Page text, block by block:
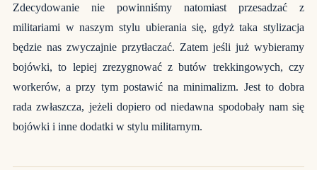
Zdecydowanie nie powinniśmy natomiast przesadzać z
militariami w naszym stylu ubierania się, gdyż taka stylizacja
będzie nas zwyczajnie przytłaczać. Zatem jeśli już wybieramy
bojówki, to lepiej zrezygnować z butów trekkingowych, czy
workerów, a przy tym postawić na minimalizm. Jest to dobra
rada zwłaszcza, jeżeli dopiero od niedawna spodobały nam się
bojówki i inne dodatki w stylu militarnym.